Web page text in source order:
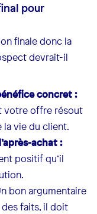
pour
finale donc la
devrait-il
concret :
votre offre résout
vie du client.
achat :
positif qu’il
bon argumentaire
des faits, il doit